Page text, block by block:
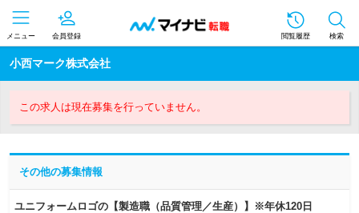
メニュー 会員登録 閲覧履歴 検索
小西マーク株式会社
この求人は現在募集を行っていません。
その他の募集情報
ユニフォームロゴの【製造職（品質管理／生産）】※年休120日